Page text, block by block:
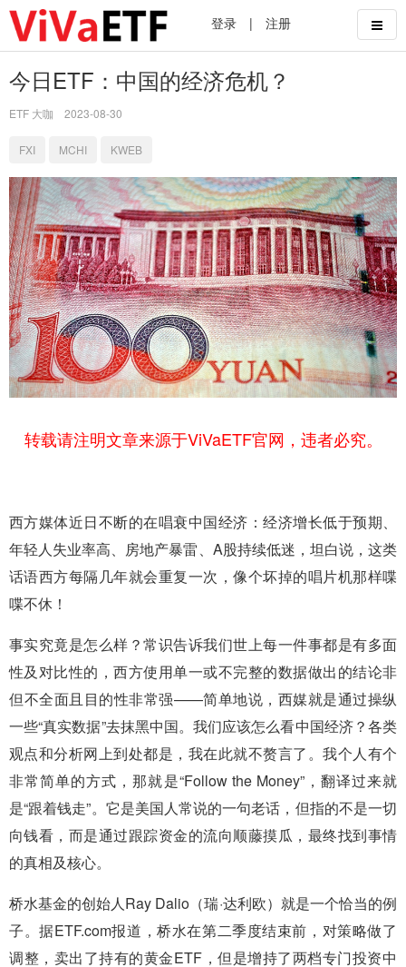
登录 | 注册
今日ETF：中国的经济危机？
ETF 大咖 2023-08-30
FXI MCHI KWEB
转载请注明文章来源于ViVaETF官网，违者必究。
西方媒体近日不断的在唱衰中国经济：经济增长低于预期、
年轻人失业率高、房地产暴雷、A股持续低迷，坦白说，这类
话语西方每隔几年就会重复一次，像个坏掉的唱片机那样喋
喋不休！
事实究竟是怎么样？常识告诉我们世上每一件事都是有多面
性及对比性的，西方使用单一或不完整的数据做出的结论非
但不全面且目的性非常强——简单地说，西媒就是通过操纵
一些“真实数据”去抹黑中国。我们应该怎么看中国经济？各类
观点和分析网上到处都是，我在此就不赘言了。我个人有个
非常简单的方式，那就是“Follow the Money”，翻译过来就
是“跟着钱走”。它是美国人常说的一句老话，但指的不是一切
向钱看，而是通过跟踪资金的流向顺藤摸瓜，最终找到事情
的真相及核心。
桥水基金的创始人Ray Dalio（瑞·达利欧）就是一个恰当的例
子。据ETF.com报道，桥水在第二季度结束前，对策略做了
调整，卖出了持有的黄金ETF，但是增持了两档专门投资中